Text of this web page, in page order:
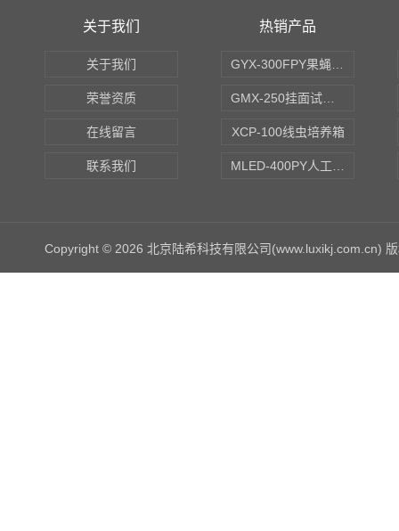
关于我们
关于我们
荣誉资质
在线留言
联系我们
热销产品
XCP-100线虫培养箱
Copyright © 2026 北京陆希科技有限公司(www.luxikj.com.cn)